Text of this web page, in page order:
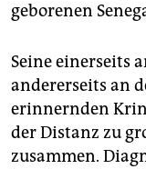
geborenen
Seine einerseits
andererseits an
erinnernden
der Distanz zu
zusammen.